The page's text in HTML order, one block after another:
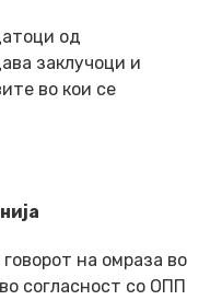
од
заклучоци и
во кои се
на омраза во
согласност со ОПП